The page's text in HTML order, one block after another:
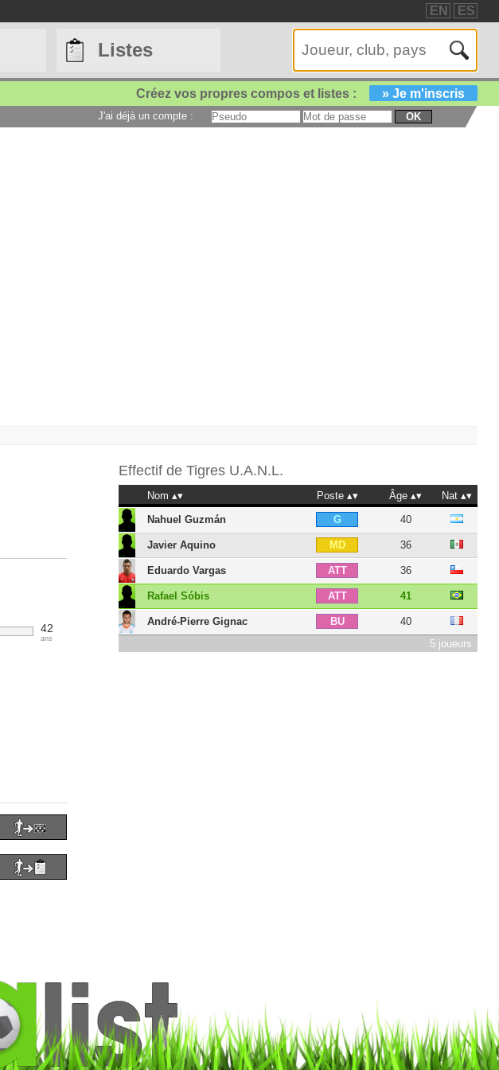
EN ES
Listes
Créez vos propres compos et listes : » Je m'inscris
J'ai déjà un compte : OK
42
ans
Effectif de Tigres U.A.N.L.
Nom Poste Âge
Nat
Nahuel Guzmán
G 40
Javier Aquino MD 36
Eduardo Vargas ATT 36
Rafael Sóbis ATT 41
André-Pierre Gignac BU
40
5 joueurs